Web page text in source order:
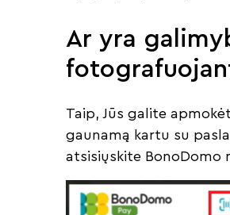
Ar yra
Taip, Jūs galite
gaunamą kartu su
atsisiųskite BonoDomo